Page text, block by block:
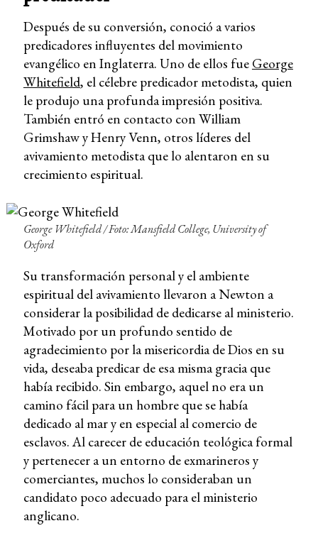
Después de su conversión, conoció a varios
predicadores influyentes del movimiento
evangélico en Inglaterra. Uno de ellos fue George
Whitefield, el célebre predicador metodista, quien
le produjo una profunda impresión positiva.
También entró en contacto con William
Grimshaw y Henry Venn, otros líderes del
avivamiento metodista que lo alentaron en su
crecimiento espiritual.
George Whitefield / Foto: Mansfield College, University of
Oxford
Su transformación personal y el ambiente
espiritual del avivamiento llevaron a Newton a
considerar la posibilidad de dedicarse al ministerio.
Motivado por un profundo sentido de
agradecimiento por la misericordia de Dios en su
vida, deseaba predicar de esa misma gracia que
había recibido. Sin embargo, aquel no era un
camino fácil para un hombre que se había
dedicado al mar y en especial al comercio de
esclavos. Al carecer de educación teológica formal
y pertenecer a un entorno de exmarineros y
comerciantes, muchos lo consideraban un
candidato poco adecuado para el ministerio
anglicano.